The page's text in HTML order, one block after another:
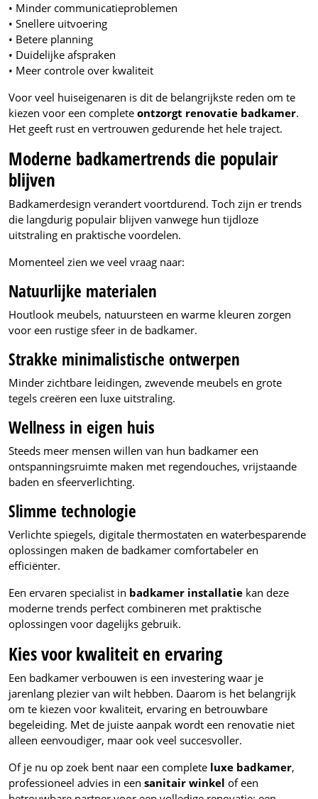
• Minder communicatieproblemen
• Snellere uitvoering
• Betere planning
• Duidelijke afspraken
• Meer controle over kwaliteit
Voor veel huiseigenaren is dit de belangrijkste reden om te
kiezen voor een complete ontzorgt renovatie badkamer.
Het geeft rust en vertrouwen gedurende het hele traject.
Moderne badkamertrends die populair
blijven
Badkamerdesign verandert voortdurend. Toch zijn er trends
die langdurig populair blijven vanwege hun tijdloze
uitstraling en praktische voordelen.
Momenteel zien we veel vraag naar:
Natuurlijke materialen
Houtlook meubels, natuursteen en warme kleuren zorgen
voor een rustige sfeer in de badkamer.
Strakke minimalistische ontwerpen
Minder zichtbare leidingen, zwevende meubels en grote
tegels creëren een luxe uitstraling.
Wellness in eigen huis
Steeds meer mensen willen van hun badkamer een
ontspanningsruimte maken met regendouches, vrijstaande
baden en sfeerverlichting.
Slimme technologie
Verlichte spiegels, digitale thermostaten en waterbesparende
oplossingen maken de badkamer comfortabeler en
efficiënter.
Een ervaren specialist in badkamer installatie kan deze
moderne trends perfect combineren met praktische
oplossingen voor dagelijks gebruik.
Kies voor kwaliteit en ervaring
Een badkamer verbouwen is een investering waar je
jarenlang plezier van wilt hebben. Daarom is het belangrijk
om te kiezen voor kwaliteit, ervaring en betrouwbare
begeleiding. Met de juiste aanpak wordt een renovatie niet
alleen eenvoudiger, maar ook veel succesvoller.
Of je nu op zoek bent naar een complete luxe badkamer,
professioneel advies in een sanitair winkel of een